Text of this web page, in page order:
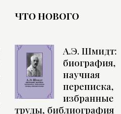
ЧТО НОВОГО
А.Э. Шмидт:
биография,
научная
переписка,
избранные
труды, библиография